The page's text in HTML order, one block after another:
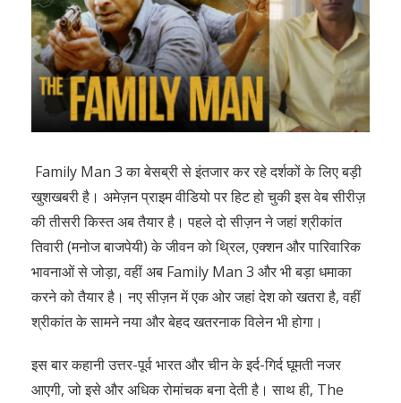
Family Man 3 का बेसब्री से इंतजार कर रहे दर्शकों के लिए बड़ी
खुशखबरी है। अमेज़न प्राइम वीडियो पर हिट हो चुकी इस वेब सीरीज़
की तीसरी किस्त अब तैयार है। पहले दो सीज़न ने जहां श्रीकांत
तिवारी (मनोज बाजपेयी) के जीवन को थ्रिल, एक्शन और पारिवारिक
भावनाओं से जोड़ा, वहीं अब Family Man 3 और भी बड़ा धमाका
करने को तैयार है। नए सीज़न में एक ओर जहां देश को खतरा है, वहीं
श्रीकांत के सामने नया और बेहद खतरनाक विलेन भी होगा।
इस बार कहानी उत्तर-पूर्व भारत और चीन के इर्द-गिर्द घूमती नजर
आएगी, जो इसे और अधिक रोमांचक बना देती है। साथ ही, The